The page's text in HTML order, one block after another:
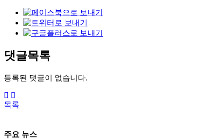
댓글목록
등록된 댓글이 없습니다.
목록
주요 뉴스